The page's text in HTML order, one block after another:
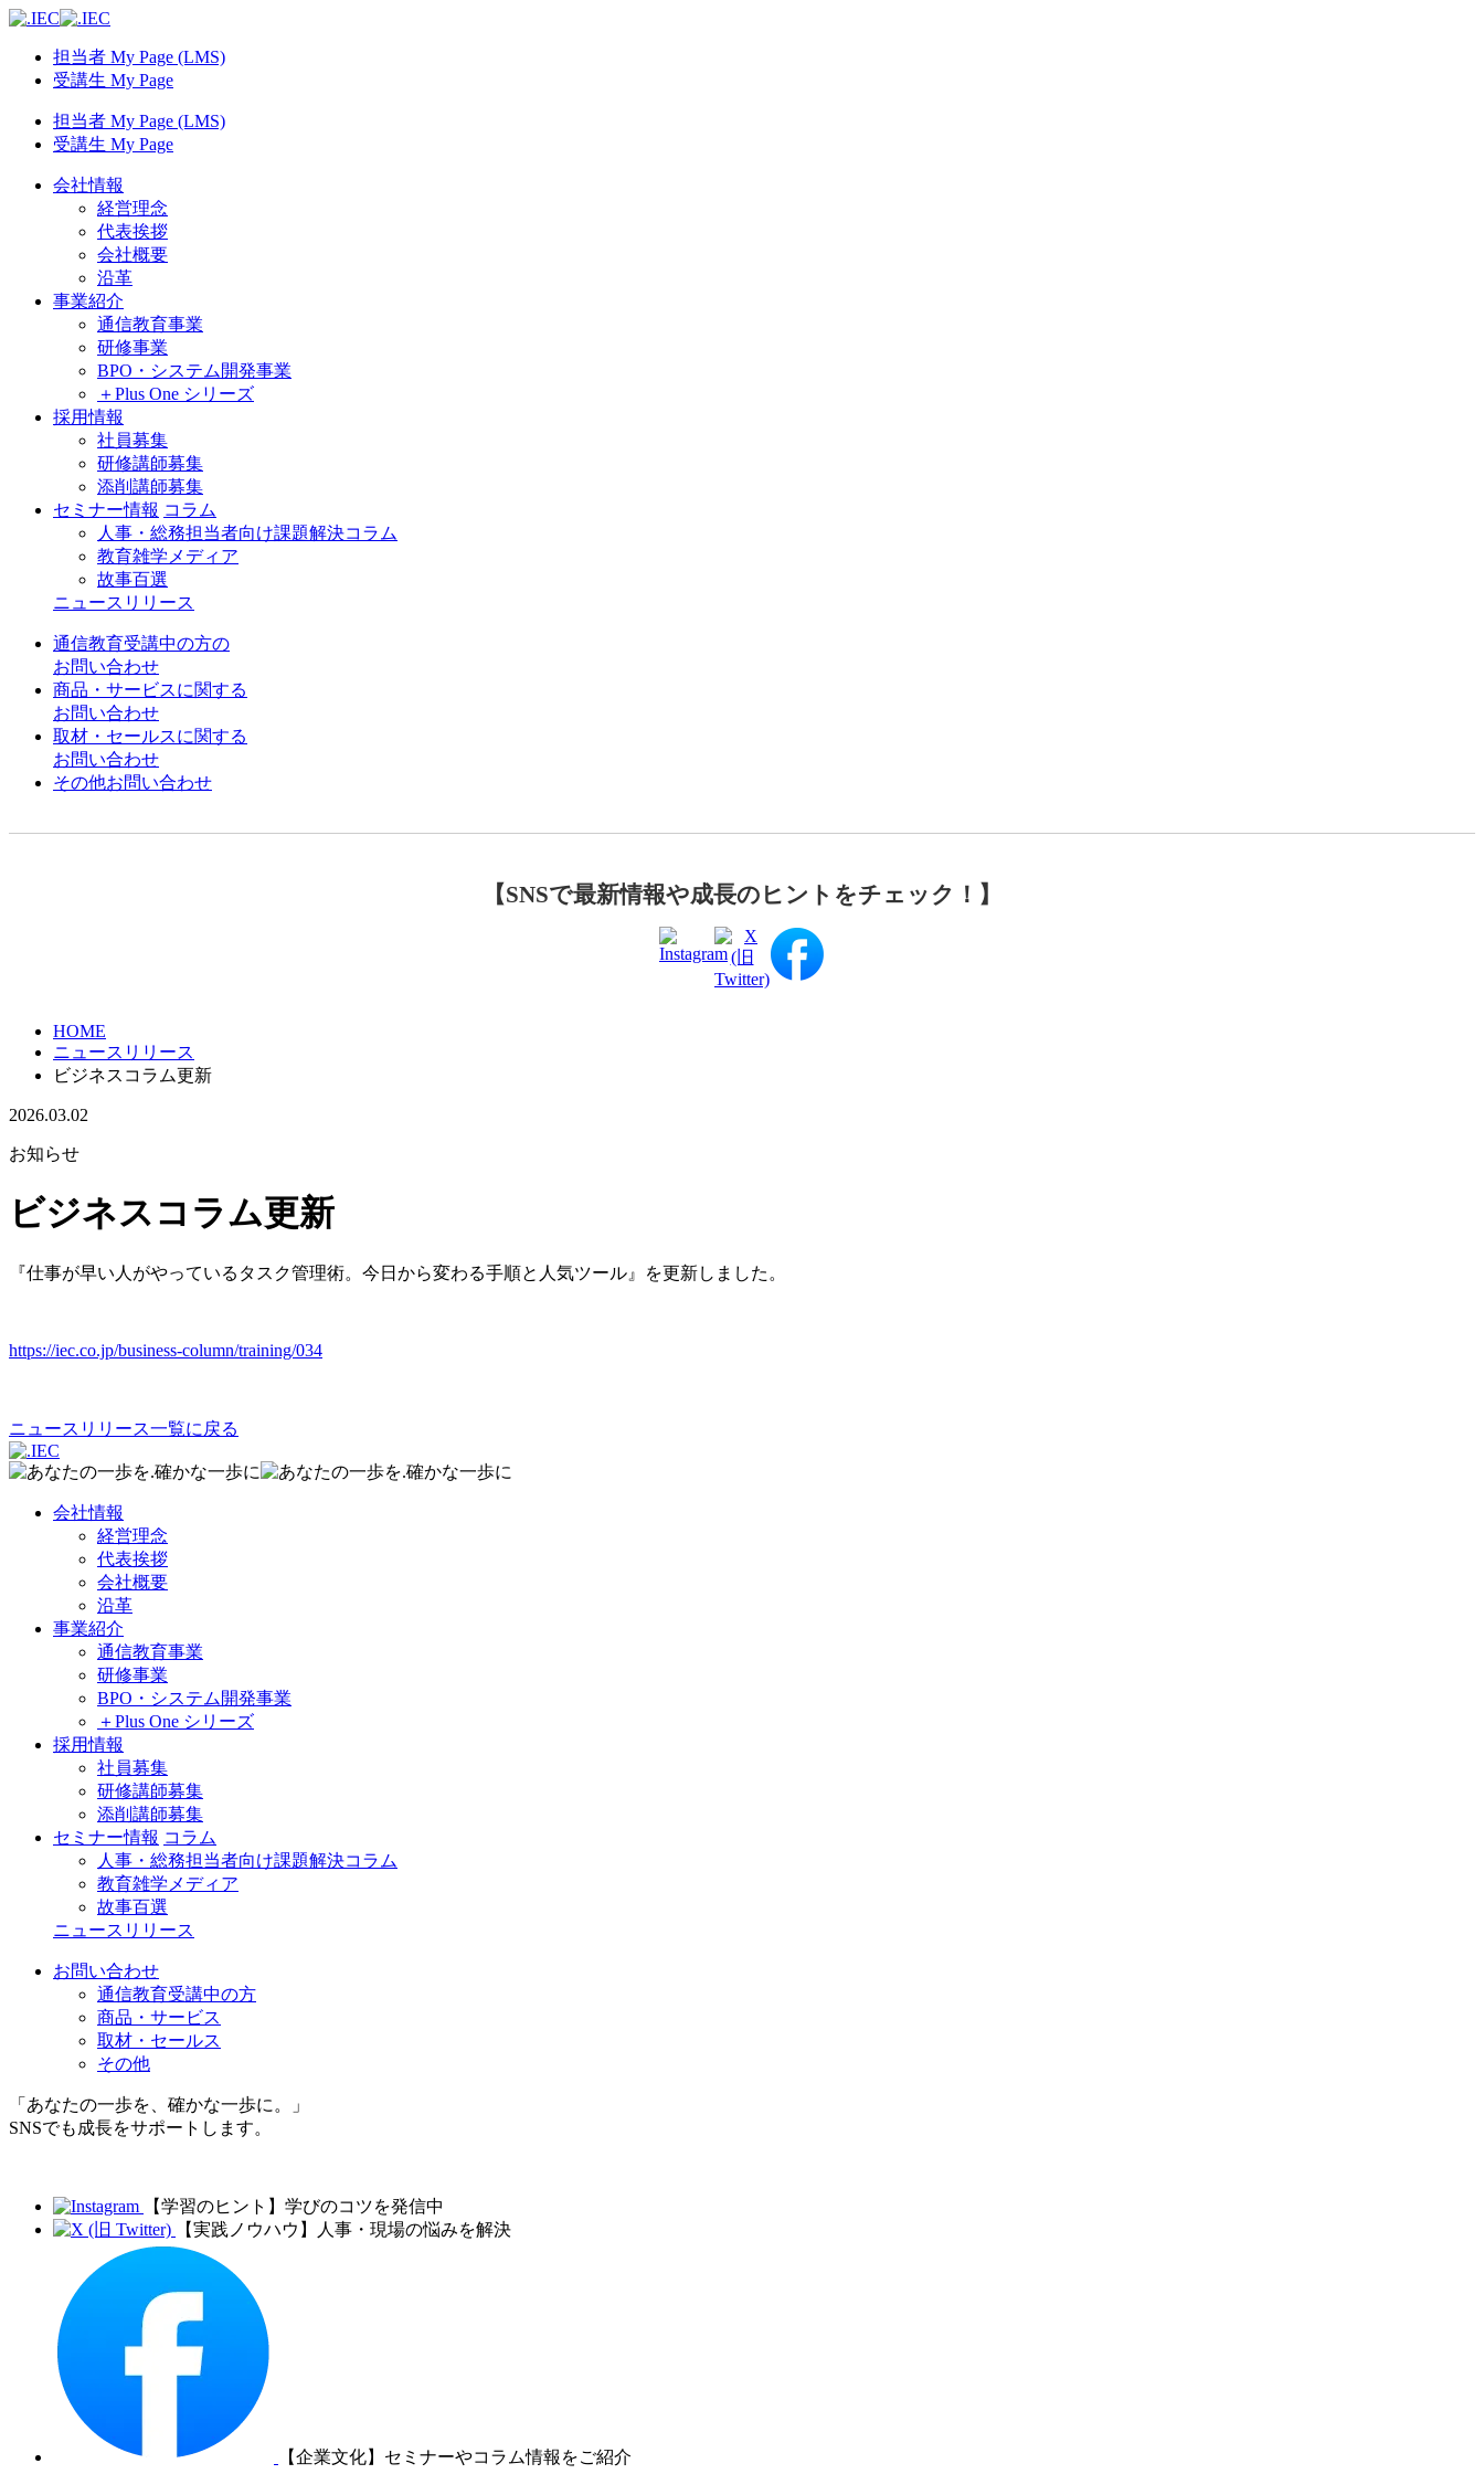
担当者 My Page (LMS)
受講生 My Page
担当者 My Page (LMS)
受講生 My Page
会社情報
経営理念
代表挨拶
会社概要
沿革
事業紹介
通信教育事業
研修事業
BPO・システム開発事業
＋Plus One シリーズ
採用情報
社員募集
研修講師募集
添削講師募集
セミナー情報 コラム
人事・総務担当者向け課題解決コラム
教育雑学メディア
故事百選
ニュースリリース
通信教育受講中の方の
お問い合わせ
商品・サービスに関する
お問い合わせ
取材・セールスに関する
お問い合わせ
その他お問い合わせ
【SNSで最新情報や成長のヒントをチェック！】
HOME
ニュースリリース
ビジネスコラム更新
2026.03.02
お知らせ
ビジネスコラム更新
『仕事が早い人がやっているタスク管理術。今日から変わる手順と人気ツール』を更新しました。
https://iec.co.jp/business-column/training/034
ニュースリリース一覧に戻る
会社情報
経営理念
代表挨拶
会社概要
沿革
事業紹介
通信教育事業
研修事業
BPO・システム開発事業
＋Plus One シリーズ
採用情報
社員募集
研修講師募集
添削講師募集
セミナー情報 コラム
人事・総務担当者向け課題解決コラム
教育雑学メディア
故事百選
ニュースリリース
お問い合わせ
通信教育受講中の方
商品・サービス
取材・セールス
その他
「あなたの一歩を、確かな一歩に。」
SNSでも成長をサポートします。
【学習のヒント】学びのコツを発信中
【実践ノウハウ】人事・現場の悩みを解決
【企業文化】セミナーやコラム情報をご紹介